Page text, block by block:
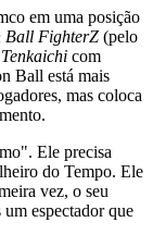
em uma posição
Ball FighterZ (pelo
com
Ball está mais
mas coloca
Ele precisa
do Tempo. Ele
vez, o seu
espectador que